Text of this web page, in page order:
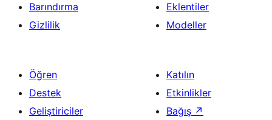
Barındırma
Gizlilik
Eklentiler
Modeller
Öğren
Destek
Geliştiriciler
Katılın
Etkinlikler
Bağış ↗